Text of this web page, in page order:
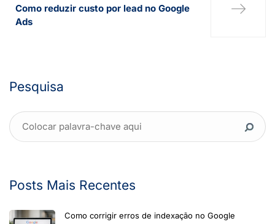
Como reduzir custo por lead no Google
Ads
Pesquisa
Posts Mais Recentes
Como corrigir erros de indexação no Google